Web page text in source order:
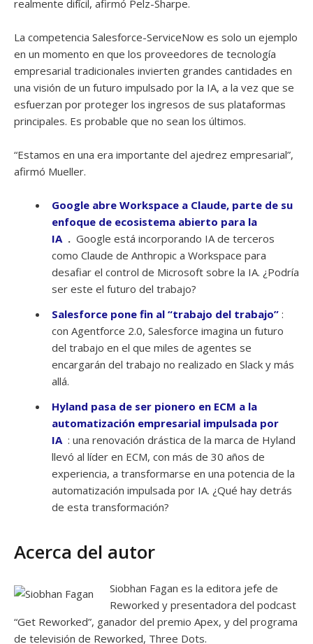
realmente difícil, afirmó Pelz-Sharpe.
La competencia Salesforce-ServiceNow es solo un ejemplo
en un momento en que los proveedores de tecnología
empresarial tradicionales invierten grandes cantidades en
una visión de un futuro impulsado por la IA, a la vez que se
esfuerzan por proteger los ingresos de sus plataformas
principales. Es probable que no sean los últimos.
“Estamos en una era importante del ajedrez empresarial”,
afirmó Mueller.
Google abre Workspace a Claude, parte de su
enfoque de ecosistema abierto para la
IA. Google está incorporando IA de terceros
como Claude de Anthropic a Workspace para
desafiar el control de Microsoft sobre la IA. ¿Podría
ser este el futuro del trabajo?
Salesforce pone fin al “trabajo del trabajo” :
con Agentforce 2.0, Salesforce imagina un futuro
del trabajo en el que miles de agentes se
encargarán del trabajo no realizado en Slack y más
allá.
Hyland pasa de ser pionero en ECM a la
automatización empresarial impulsada por
IA: una renovación drástica de la marca de Hyland
llevó al líder en ECM, con más de 30 años de
experiencia, a transformarse en una potencia de la
automatización impulsada por IA. ¿Qué hay detrás
de esta transformación?
Acerca del autor
Siobhan Fagan es la editora jefe de
Reworked y presentadora del podcast
“Get Reworked”, ganador del premio Apex, y del programa
de televisión de Reworked, Three Dots.